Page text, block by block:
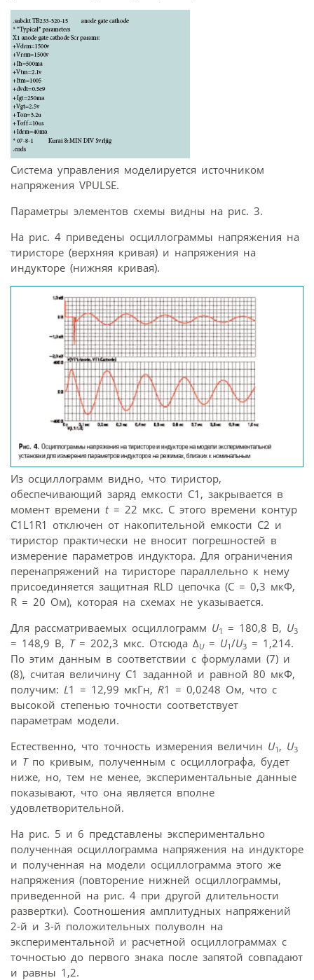
Система управления моделируется источником
напряжения VPULSE.
Параметры элементов схемы видны на рис. 3.
На рис. 4 приведены осциллограммы напряжения на
тиристоре (верхняя кривая) и напряжения на
индукторе (нижняя кривая).
Из осциллограмм видно, что тиристор,
обеспечивающий заряд емкости С1, закрывается в
момент времени t= 22 мкс. С этого времени контур
С1L1R1 отключен от накопительной емкости С2 и
тиристор практически не вносит погрешностей в
измерение параметров индуктора. Для ограничения
перенапряжений на тиристоре параллельно к нему
присоединяется защитная RLD цепочка (С = 0,3 мкФ,
R = 20 Ом), которая на схемах не указывается.
Для рассматриваемых осциллограмм U1 = 180,8 В, U3
= 148,9 В, Т= 202,3 мкс. Отсюда ΔU= U1/U3 = 1,214.
По этим данным в соответствии с формулами (7) и
(8), считая величину С1 заданной и равной 80 мкФ,
получим: L 1 = 12,99 мкГн, R1 = 0,0248 Ом, что с
высокой степенью точности соответствует
параметрам модели.
Естественно, что точность измерения величин U1 , U3
и Тпо кривым, полученным с осциллографа, будет
ниже, но, тем не менее, экспериментальные данные
показывают, что она является вполне
удовлетворительной.
На рис. 5 и 6 представлены экспериментально
полученная осциллограмма напряжения на индукторе
и полученная на модели осциллограмма этого же
напряжения (повторение нижней осциллограммы,
приведенной на рис. 4 при другой длительности
развертки). Соотношения амплитудных напряжений
2-й и 3-й положительных полуволн на
экспериментальной и расчетной осциллограммах с
точностью до первого знака после запятой совпадают
и равны 1,2.